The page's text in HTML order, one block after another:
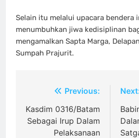
Selain itu melalui upacara bendera
menumbuhkan jiwa kedisiplinan
mengamalkan Sapta Marga,
Sumpah Prajurit.
Navigasi
pos
Previous:
Kasdim 0316/Batam
Sebagai Irup Dalam
Pelaksanaan